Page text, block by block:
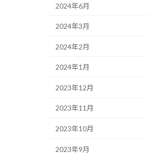
2024年6月
2024年3月
2024年2月
2024年1月
2023年12月
2023年11月
2023年10月
2023年9月